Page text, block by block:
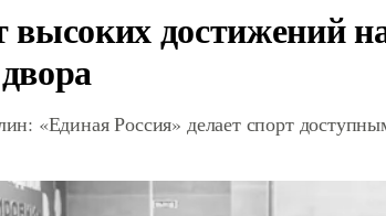
достижений
«Единая Россия» делает спорт